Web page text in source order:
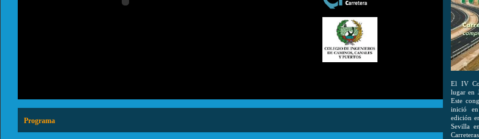
Programa
El IV
lugar en
Este
inició
edición
Sevilla